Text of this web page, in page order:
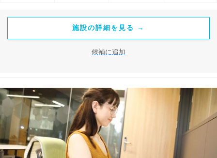
施設の詳細を見る →
候補に追加